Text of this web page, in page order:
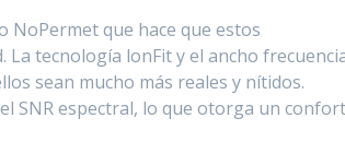
que hace que estos
La tecnología lonFit y el ancho
sean mucho más reales y nítidos.
SNR espectral, lo que otorga un confort